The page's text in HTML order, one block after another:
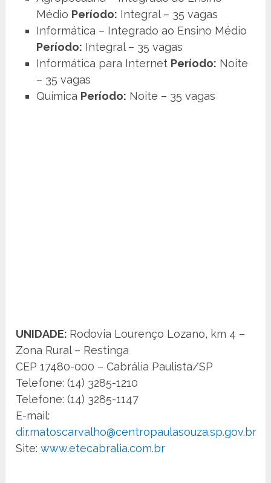
Médio Período: Integral – 35 vagas
Informática – Integrado ao Ensino Médio
Período: Integral – 35 vagas
Informática para Internet Período: Noite
– 35 vagas
Química Período: Noite – 35 vagas
UNIDADE: Rodovia Lourenço Lozano, km 4 –
Zona Rural – Restinga
CEP 17480-000 – Cabrália Paulista/SP
Telefone: (14) 3285-1210
Telefone: (14) 3285-1147
E-mail:
dir.matoscarvalho@centropaulasouza.sp.gov.br
Site:www.etecabralia.com.br